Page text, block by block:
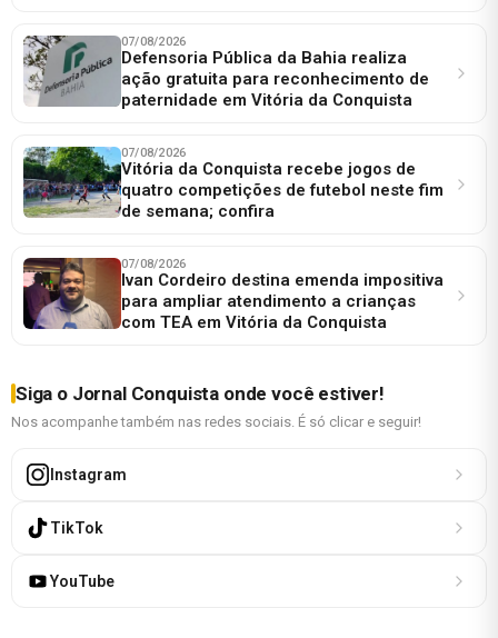
07/08/2026
Defensoria Pública da Bahia realiza
ação gratuita para reconhecimento de
paternidade em Vitória da Conquista
07/08/2026
Vitória da Conquista recebe jogos de
quatro competições de futebol neste fim
de semana; confira
07/08/2026
Ivan Cordeiro destina emenda impositiva
para ampliar atendimento a crianças
com TEA em Vitória da Conquista
Siga o Jornal Conquista onde você estiver!
Nos acompanhe também nas redes sociais. É só clicar e seguir!
Instagram
TikTok
YouTube